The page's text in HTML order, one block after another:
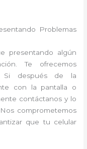
Problemas
presentando algún
Te ofrecemos
Si después de la
con la pantalla o
contáctanos y lo
comprometemos
que tu celular